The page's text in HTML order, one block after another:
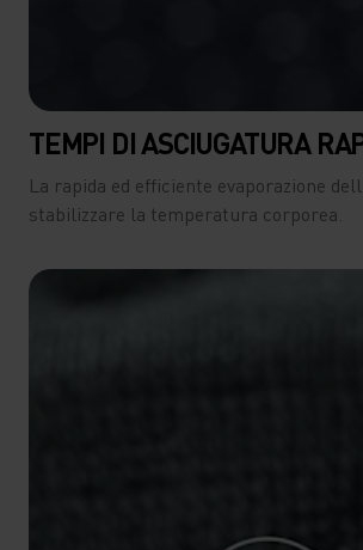
TEMPI DI ASCIUGATURA
La rapida ed efficiente evaporazione
stabilizzare la temperatura corporea.